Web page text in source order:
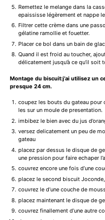
Remettez le melange dans la
epaississe légèrement et nappe
Filtrer cette crème dans une
gélatine ramollie et fouetter.
Placer ce bol dans un bain de
Quand il est froid au toucher,
délicatement jusqu’à ce qu’il soit
Montage du biscuit:j’ai utilisez un
presque 24 cm.
coupez les bouts du gateau pour
les sur un moule de presentation.
imbibez le bien avec du jus
versez delicatement un peu de
gateau
placez par dessus le disque de
une pression pour faire echaper
couvrez encore une fois d’une
placez le second biscuit Joconde,
couvrez le d’une couche de
placez maintenant le disque de
couvrez finallement d’une autre